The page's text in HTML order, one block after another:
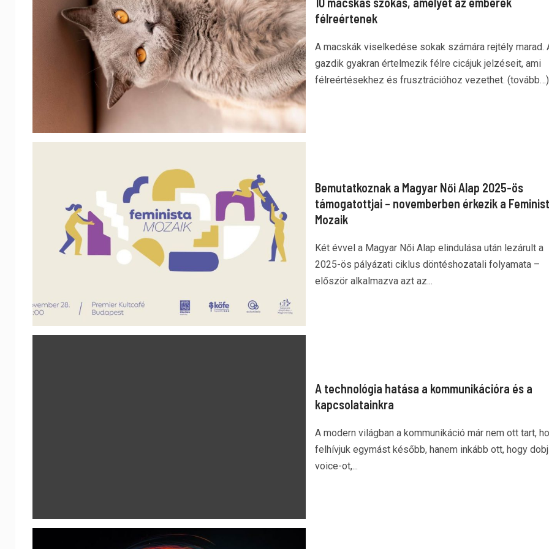
félreértenek
A macskák viselkedése sokak számára rejtély marad.
gazdik gyakran értelmezik félre cicájuk jelzéseit, ami
félreértésekhez és frusztrációhoz vezethet. (tovább…)
Bemutatkoznak a Magyar Női Alap 2025-ös
támogatottjai – novemberben érkezik a
Mozaik
Két évvel a Magyar Női Alap elindulása után lezárult a
2025-ös pályázati ciklus döntéshozatali folyamata –
először alkalmazva azt az...
A technológia hatása a kommunikációra és a
kapcsolatainkra
A modern világban a kommunikáció már nem ott tart,
felhívjuk egymást később, hanem inkább ott, hogy
voice-ot,...